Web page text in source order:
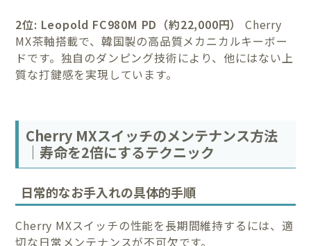
2位: Leopold FC980M PD（約22,000円）
Cherry
MX茶軸搭載で、韓国製の高品質メカニカルキーボー
ドです。独自のダンピング技術により、他にはない上
質な打鍵感を実現しています。
Cherry MXスイッチのメンテナンス方法
｜寿命を2倍にするテクニック
日常的なお手入れの具体的手順
Cherry MXスイッチの性能を長期間維持するには、適
切な日常メンテナンスが不可欠です。